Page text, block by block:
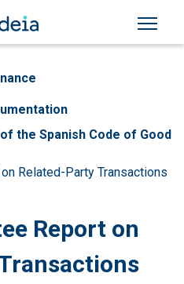
the Spanish Code of Good
Related-Party Transactions
Report on